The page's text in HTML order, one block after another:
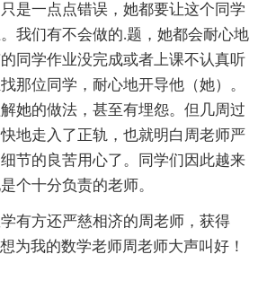
是一点点错误，她都要让这个同学
我们有不会做的.题，她都会耐心地
同学作业没完成或者上课不认真听
那位同学，耐心地开导他（她）。
她的做法，甚至有埋怨。但几周过
地走入了正轨，也就明白周老师严
节的良苦用心了。同学们因此越来
个十分负责的老师。
方还严慈相济的周老师，获得
为我的数学老师周老师大声叫好！